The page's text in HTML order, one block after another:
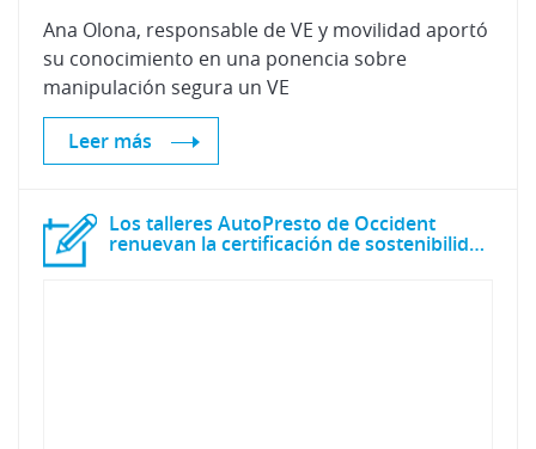
Ana Olona, responsable de VE y movilidad aportó
su conocimiento en una ponencia sobre
manipulación segura un VE
Leer más
Los talleres AutoPresto de Occident
renuevan la certificación de sostenibilidad CZ